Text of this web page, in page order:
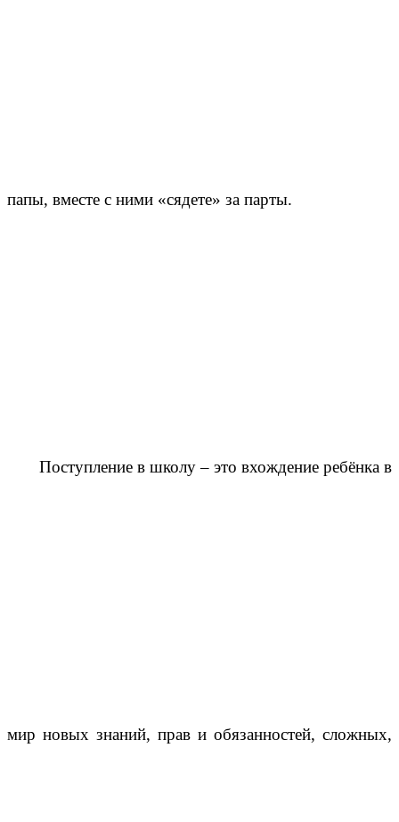
папы, вместе с ними «сядете» за парты.
Поступление в школу – это вхождение ребёнка в
мир новых знаний, прав и обязанностей, сложных,